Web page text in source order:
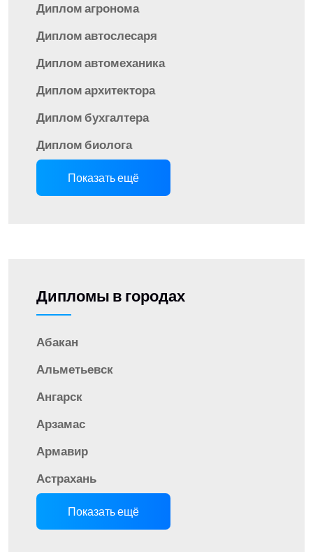
Диплом агронома
Диплом автослесаря
Диплом автомеханика
Диплом архитектора
Диплом бухгалтера
Диплом биолога
Показать ещё
Дипломы в городах
Абакан
Альметьевск
Ангарск
Арзамас
Армавир
Астрахань
Показать ещё